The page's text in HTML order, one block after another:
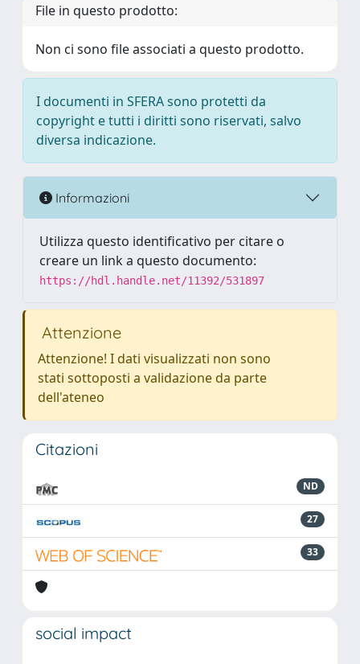
File in questo prodotto:
Non ci sono file associati a questo prodotto.
I documenti in SFERA sono protetti da
copyright e tutti i diritti sono riservati, salvo
diversa indicazione.
Informazioni
Utilizza questo identificativo per citare o
creare un link a questo documento:
https://hdl.handle.net/11392/531897
Attenzione
Attenzione! I dati visualizzati non sono
stati sottoposti a validazione da parte
dell'ateneo
Citazioni
ND
27
33
social impact